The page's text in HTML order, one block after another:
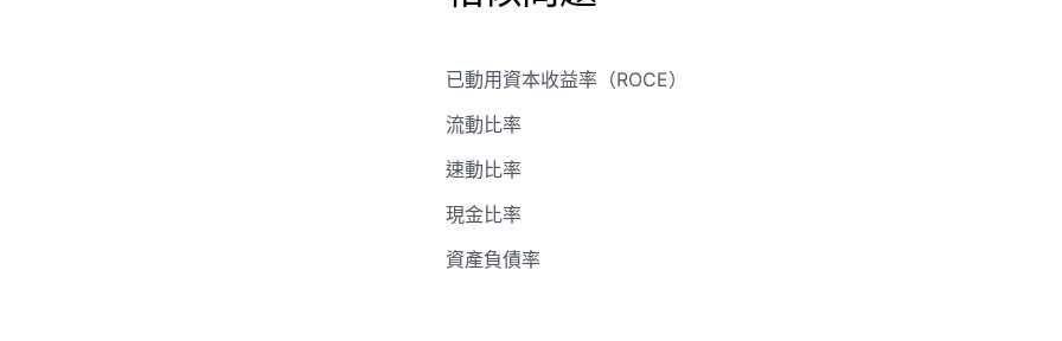
已動用資本收益率（ROCE）
流動比率
速動比率
現金比率
資產負債率